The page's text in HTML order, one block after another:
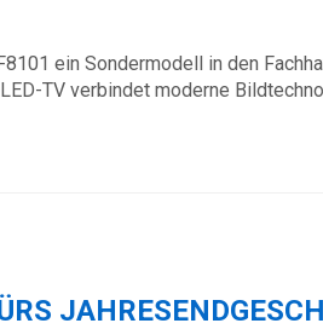
ein Sondermodell in den
TV verbindet moderne